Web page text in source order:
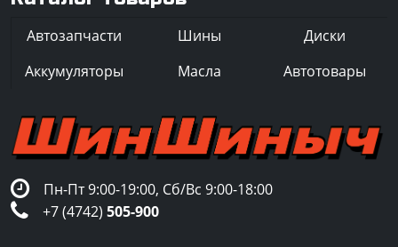
Автозапчасти Шины
Диски
Аккумуляторы
Масла Автотовары
Пн-Пт 9:00-19:00, Сб/Вс 9:00-18:00
+7 (4742) 505-900